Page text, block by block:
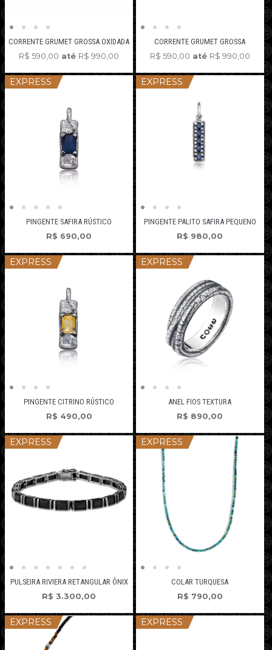
CORRENTE GRUMET GROSSA OXIDADA
R$ 590,00 até R$ 990,00
CORRENTE GRUMET GROSSA
R$ 590,00 até R$ 990,00
EXPRESS
PINGENTE SAFIRA RÚSTICO
R$ 690,00
EXPRESS
PINGENTE PALITO SAFIRA PEQUENO
R$ 980,00
EXPRESS
PINGENTE CITRINO RÚSTICO
R$ 490,00
EXPRESS
ANEL FIOS TEXTURA
R$ 890,00
EXPRESS
PULSEIRA RIVIERA RETANGULAR ÔNIX
R$ 3.300,00
EXPRESS
COLAR TURQUESA
R$ 790,00
EXPRESS EXPRESS